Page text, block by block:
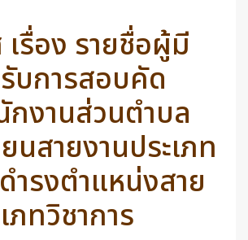
เรื่อง รายชื่อผู้มี
บการสอบคัด
กงานส่วนตำบล
นสายงานประเภท
ำรงตำแหน่งสาย
ภทวิชาการ